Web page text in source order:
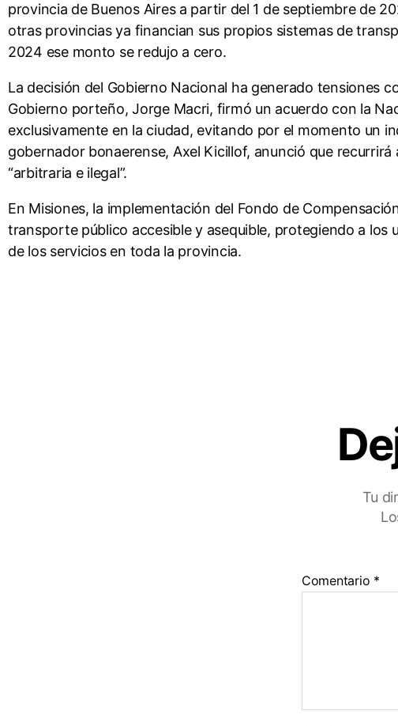
provincia de Buenos Aires a partir del 1 de septiembre de
otras provincias ya financian sus propios sistemas de
2024 ese monto se redujo a cero.
La decisión del Gobierno Nacional ha generado tensiones
Gobierno porteño, Jorge Macri, firmó un acuerdo con la
exclusivamente en la ciudad, evitando por el momento un
gobernador bonaerense, Axel Kicillof, anunció que
“arbitraria e ilegal”.
En Misiones, la implementación del Fondo de
transporte público accesible y asequible, protegiendo a los
de los servicios en toda la provincia.
Tu
Comentario *